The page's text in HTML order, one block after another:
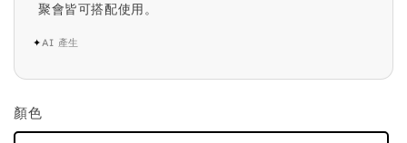
聚會皆可搭配使用。
✦AI 產生
顏色